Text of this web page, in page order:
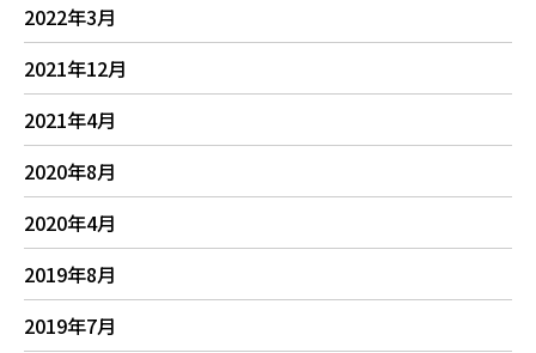
2022年3月
2021年12月
2021年4月
2020年8月
2020年4月
2019年8月
2019年7月